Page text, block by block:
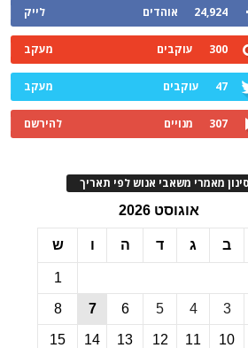
24,924 אוהדים לייק
300 עוקבים מעקב
47 עוקבים מעקב
307 מנויים להירשם
סינון מאמרי משאבי אנוש לפי תאריך
אוגוסט 2026
ב ג ד ה ו ש
1
3
4
5
6
7
8
10
11
12
13
14
15